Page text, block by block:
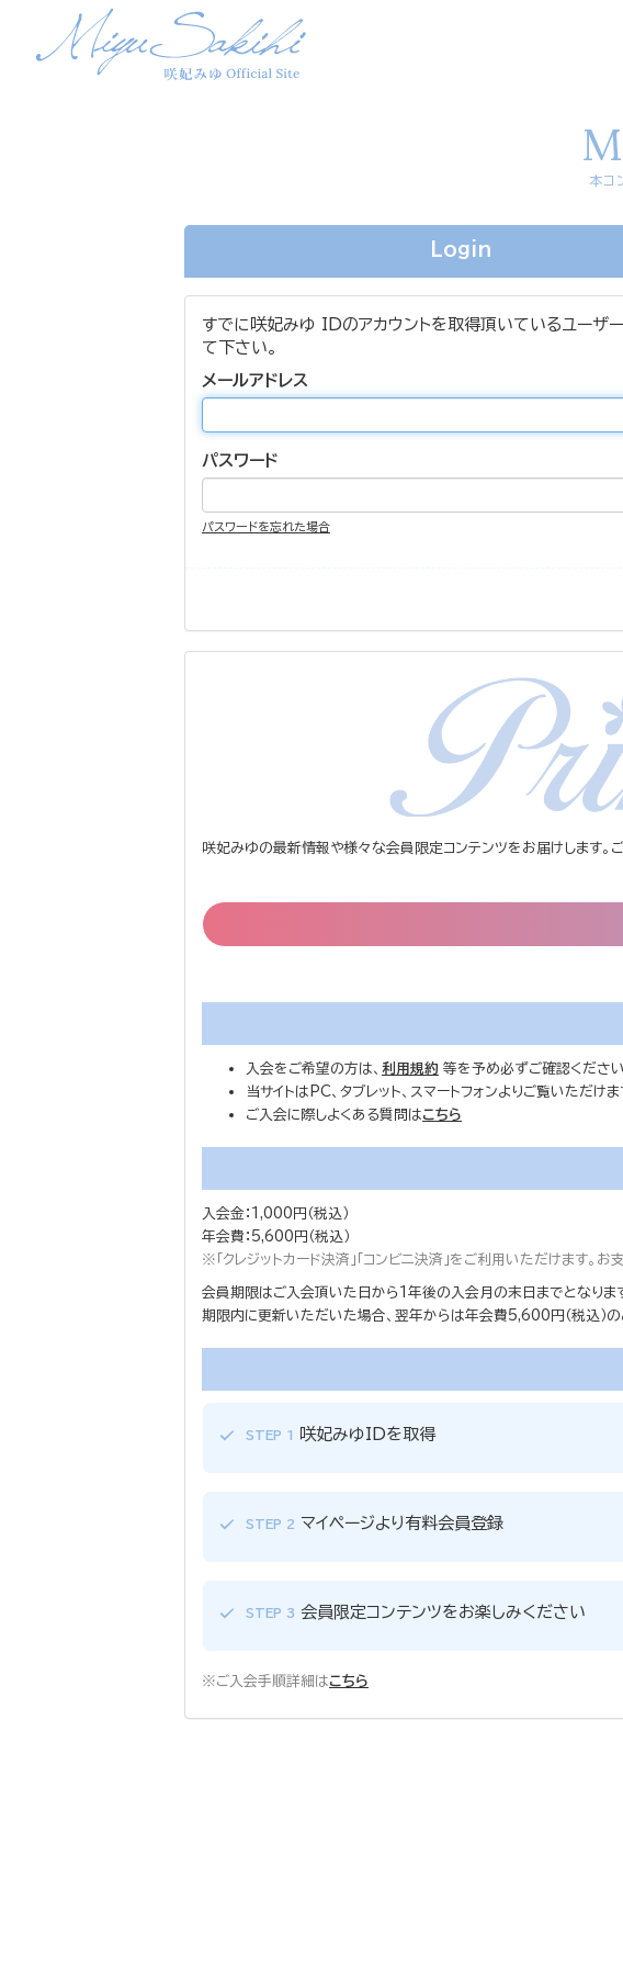
本コ
Login
すでに咲妃みゆ IDのアカウントを取得頂いているユーザー
て下さい。
メールアドレス
パスワード
パスワードを忘れた場合
咲妃みゆの最新情報や様々な会員限定コンテンツをお届けします。
入会をご希望の方は、 利用規約 等を予め必ずご確認ください
当サイトはPC、タブレット、スマートフォンよりご覧いただけ
ご入会に際しよくある質問はこちら
入会金：1,000円（税込）
年会費：5,600円（税込）
※「クレジットカード決済」「コンビニ決済」をご利用いただけます。
会員期限はご入会頂いた日から1年後の入会月の末日までとなりま
期限内に更新いただいた場合、翌年からは年会費5,600円（税込）の
STEP 1 咲妃みゆIDを取得
STEP 2 マイページより有料会員登録
STEP 3 会員限定コンテンツをお楽しみください
※ご入会手順詳細はこちら